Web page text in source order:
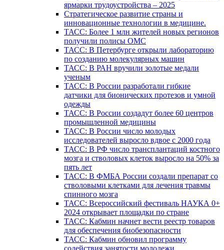
ярмарки трудоустройства – 2025
Стратегическое развитие страны и
инновационные технологии в медицине.
ТАСС: Более 1 млн жителей новых регионов
получили полисы ОМС
ТАСС: В Петербурге открыли лабораторию
по созданию молекулярных машин
ТАСС: В РАН вручили золотые медали
ученым
ТАСС: В России разработали гибкие
датчики для бионических протезов и умной
одежды
ТАСС: В России создадут более 60 центров
промышленной медицины
ТАСС: В России число молодых
исследователей выросло вдвое с 2000 года
ТАСС: В РФ число трансплантаций костного
мозга и стволовых клеток выросло на 50% за
пять лет
ТАСС: В ФМБА России создали препарат со
стволовыми клетками для лечения травмы
спинного мозга
ТАСС: Всероссийский фестиваль НАУКА 0+
2024 открывает площадки по стране
ТАСС: Кабмин начнет вести реестр товаров
для обеспечения биобезопасности
ТАСС: Кабмин обновил программу
содействия занятости молодежи